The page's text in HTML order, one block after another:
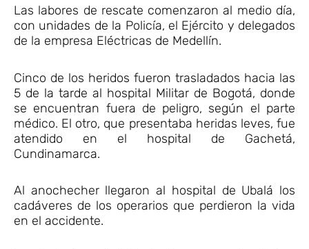
Las labores de rescate comenzaron al medio día,
con unidades de la Policía, el Ejército y delegados
de la empresa Eléctricas de Medellín.
Cinco de los heridos fueron trasladados hacia las
5 de la tarde al hospital Militar de Bogotá, donde
se encuentran fuera de peligro, según el parte
médico. El otro, que presentaba heridas leves, fue
atendido en el hospital de Gachetá,
Cundinamarca.
Al anochecher llegaron al hospital de Ubalá los
cadáveres de los operarios que perdieron la vida
en el accidente.